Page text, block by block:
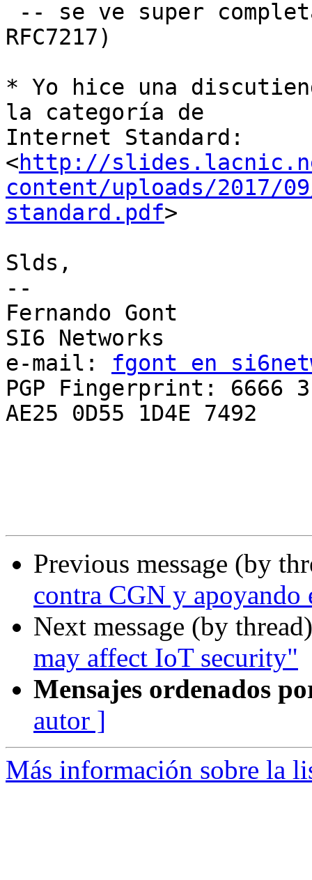
RFC7217)
* Yo hice una
la categoría de
Internet Standard:
<http://
content/uploads/2017/
standard.pdf>
Slds,
--
Fernando Gont
SI6 Networks
e-mail: fgont en
PGP Fingerprint: 6666
AE25 0D55 1D4E 7492
Previous message (by
contra CGN y apoyando
Next message (by
may affect IoT security"
Mensajes ordenados
autor ]
Más información sobre la